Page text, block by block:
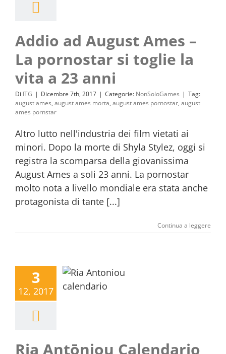
Addio ad August Ames –
La pornostar si toglie la
vita a 23 anni
Di ITG | Dicembre 7th, 2017 | Categorie: NonSoloGames | Tag:
august ames, august ames morta, august ames pornostar, august
ames pornstar
Altro lutto nell'industria dei film vietati ai
minori. Dopo la morte di Shyla Stylez, oggi si
registra la scomparsa della giovanissima
August Ames a soli 23 anni. La pornostar
molto nota a livello mondiale era stata anche
protagonista di tante [...]
Continua a leggere
3
12, 2017
Ria Antōniou Calendario